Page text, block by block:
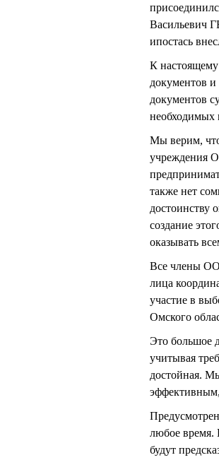
Васильевич
ипостась
К
документов
документов
необходимых
Мы верим, что
учреждения
также нет
достоинству
создание
оказывать
Все члены
лица
участие в
Омского
Это большое
учитывая
достойная.
любое время.
будут